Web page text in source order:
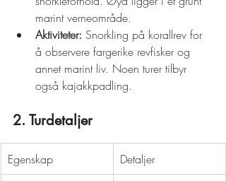
marint verneområde.
Aktiviteter: Snorkling på korallrev for
å observere fargerike revfisker og
annet marint liv. Noen turer tilbyr
også kajakkpadling.
2. Turdetaljer
Egenskap
Detaljer